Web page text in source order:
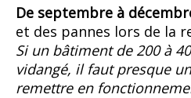
De septembre à
et des pannes lors de la
Si un bâtiment de 200 à
vidangé, il faut presque
remettre en